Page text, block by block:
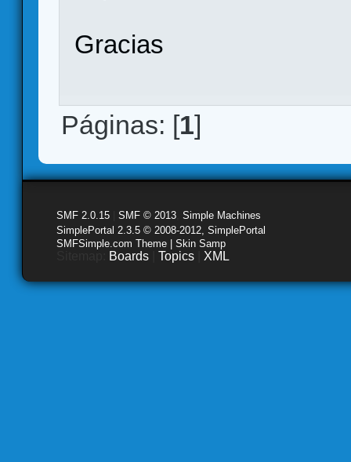
Gracias
Páginas: [1]
SMF 2.0.15 SMF © 2013 Simple Machines
SimplePortal 2.3.5 © 2008-2012, SimplePortal
SMFSimple.com Theme | Skin Samp
Boards Topics XML